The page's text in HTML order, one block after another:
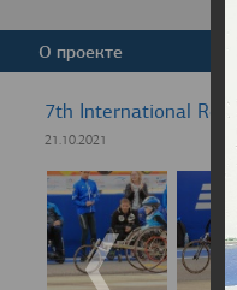
О проекте
7th International
21.10.2021